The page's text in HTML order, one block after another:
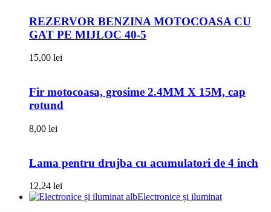
REZERVOR BENZINA MOTOCOASA CU
GAT PE MIJLOC 40-5
15,00 lei
Fir motocoasa, grosime 2.4MM X 15M, cap
rotund
8,00 lei
Lama pentru drujba cu acumulatori de 4 inch
12,24 lei
Electronice și iluminat